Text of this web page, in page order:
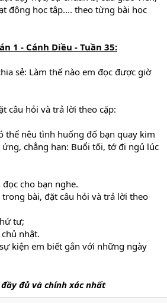
động học tập.... theo từng bài học
1 - Cánh Diều - Tuần 35:
sẻ: Làm thế nào em đọc được giờ
câu hỏi và trả lời theo cặp:
thể nêu tình huống đố bạn quay kim
chẳng hạn: Buổi tối, tớ đi ngủ lúc
cho bạn nghe.
trong bài, đặt câu hỏi và trả lời theo
tư;
nhật.
kiện em biết gắn với những ngày
đủ và chính xác nhất